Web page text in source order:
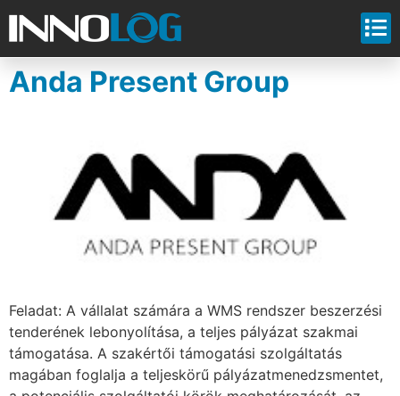
Anda Present Group
Feladat: A vállalat számára a WMS rendszer beszerzési
tenderének lebonyolítása, a teljes pályázat szakmai
támogatása. A szakértői támogatási szolgáltatás
magában foglalja a teljeskörű pályázatmenedzsmentet,